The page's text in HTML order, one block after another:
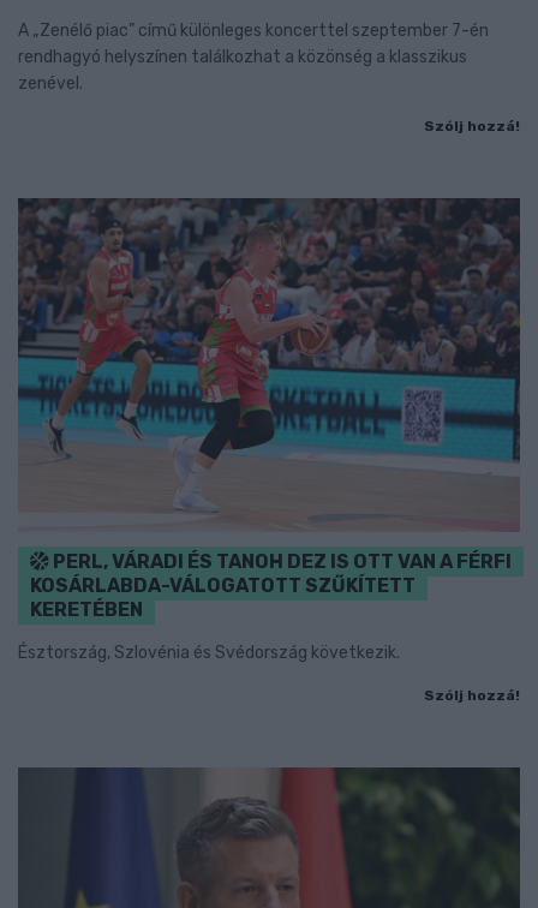
A „Zenélő piac” című különleges koncerttel szeptember 7-én
rendhagyó helyszínen találkozhat a közönség a klasszikus
zenével.
Szólj hozzá!
PERL, VÁRADI ÉS TANOH DEZ IS OTT VAN A FÉRFI
KOSÁRLABDA-VÁLOGATOTT SZŰKÍTETT
KERETÉBEN
Észtország, Szlovénia és Svédország következik.
Szólj hozzá!